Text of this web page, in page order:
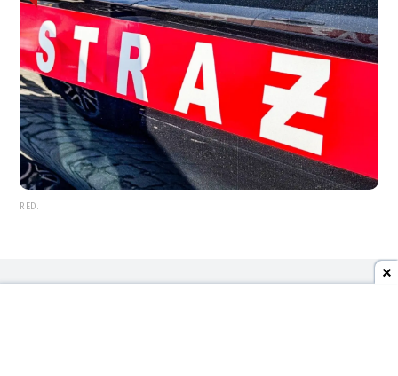
RED.